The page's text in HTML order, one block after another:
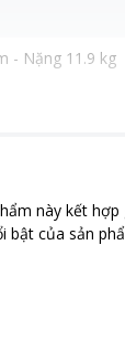
- Nặng 11.9 kg
này kết
của sản